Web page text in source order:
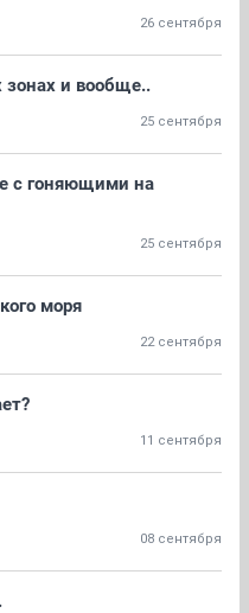
26 сентября
зонах и вообще..
25 сентября
с гоняющими на
25 сентября
моря
22 сентября
11 сентября
08 сентября